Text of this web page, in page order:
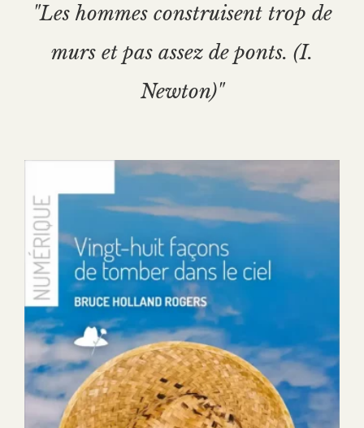
"Les hommes construisent trop de
murs et pas assez de ponts. (I.
Newton)"